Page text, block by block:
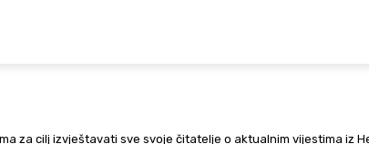
za cilj izvještavati sve svoje čitatelje o aktualnim vijestima iz